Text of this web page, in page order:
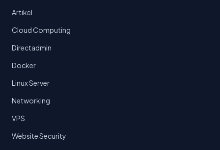
Artikel
Cloud Computing
Directadmin
Docker
Linux Server
Networking
VPS
Website Security